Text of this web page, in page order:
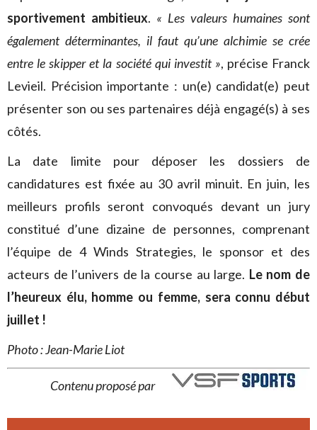
sportivement ambitieux. « Les valeurs humaines sont
également déterminantes, il faut qu’une alchimie se crée
entre le skipper et la société qui investit », précise Franck
Levieil. Précision importante : un(e) candidat(e) peut
présenter son ou ses partenaires déjà engagé(s) à ses
côtés.
La date limite pour déposer les dossiers de
candidatures est fixée au 30 avril minuit. En juin, les
meilleurs profils seront convoqués devant un jury
constitué d’une dizaine de personnes, comprenant
l’équipe de 4 Winds Strategies, le sponsor et des
acteurs de l’univers de la course au large. Le nom de
l’heureux élu, homme ou femme, sera connu début
juillet !
Photo : Jean-Marie Liot
Contenu proposé par